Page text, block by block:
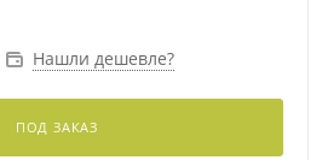
Нашли дешевле?
ПОД ЗАКАЗ